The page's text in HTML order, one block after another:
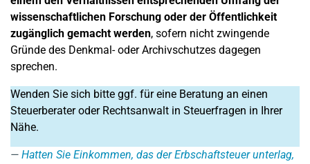
wissenschaftlichen Forschung oder der Öffentlichkeit
zugänglich gemacht werden, sofern nicht zwingende
Gründe des Denkmal- oder Archivschutzes dagegen
sprechen.
Wenden Sie sich bitte ggf. für eine Beratung an einen
Steuerberater oder Rechtsanwalt in Steuerfragen in Ihrer
Nähe.
Hatten Sie Einkommen, das der Erbschaftsteuer unterlag,